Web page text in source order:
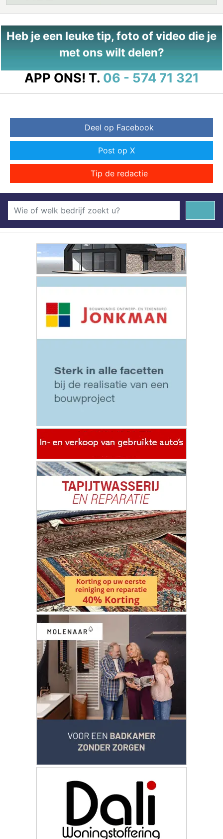
Heb je een leuke tip, foto of video die je
met ons wilt delen?
APP ONS! T. 06 - 574 71 321
Deel op Facebook
Post op X
Tip de redactie